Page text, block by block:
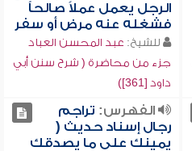
الرجل يعمل عملاً صالحاً
فشغله عنه مرض أو سفر
للشيخ: عبد المحسن العباد
جزء من محاضرة ( شرح سنن أبي
داود [361])
الفهرس: تراجم
رجال إسناد حديث (
يمينك على ما يصدقك